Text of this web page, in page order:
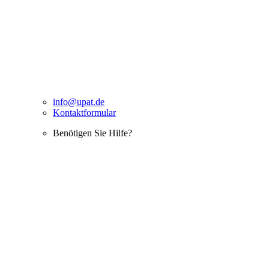
info@upat.de
Kontaktformular
Benötigen Sie Hilfe?